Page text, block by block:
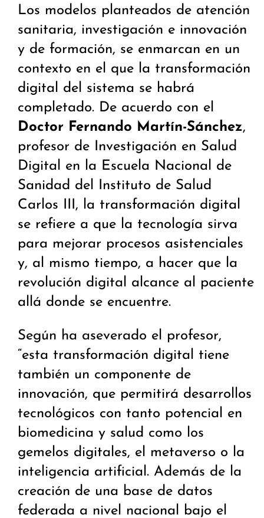
Los modelos planteados de atención
sanitaria, investigación e innovación
y de formación, se enmarcan en un
contexto en el que la transformación
digital del sistema se habrá
completado. De acuerdo con el
Doctor Fernando Martín-Sánchez,
profesor de Investigación en Salud
Digital en la Escuela Nacional de
Sanidad del Instituto de Salud
Carlos III, la transformación digital
se refiere a que la tecnología sirva
para mejorar procesos asistenciales
y, al mismo tiempo, a hacer que la
revolución digital alcance al paciente
allá donde se encuentre.
Según ha aseverado el profesor,
“esta transformación digital tiene
también un componente de
innovación, que permitirá desarrollos
tecnológicos con tanto potencial en
biomedicina y salud como los
gemelos digitales, el metaverso o la
inteligencia artificial. Además de la
creación de una base de datos
federada a nivel nacional bajo el